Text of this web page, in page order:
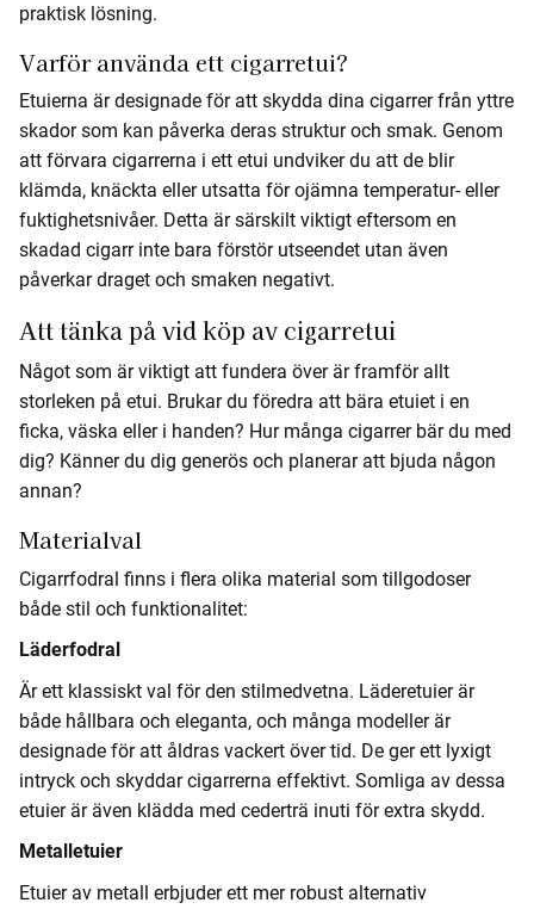
praktisk lösning.
Varför använda ett cigarretui?
Etuierna är designade för att skydda dina cigarrer från yttre
skador som kan påverka deras struktur och smak. Genom
att förvara cigarrerna i ett etui undviker du att de blir
klämda, knäckta eller utsatta för ojämna temperatur- eller
fuktighetsnivåer. Detta är särskilt viktigt eftersom en
skadad cigarr inte bara förstör utseendet utan även
påverkar draget och smaken negativt.
Att tänka på vid köp av cigarretui
Något som är viktigt att fundera över är framför allt
storleken på etui. Brukar du föredra att bära etuiet i en
ficka, väska eller i handen? Hur många cigarrer bär du med
dig? Känner du dig generös och planerar att bjuda någon
annan?
Materialval
Cigarrfodral finns i flera olika material som tillgodoser
både stil och funktionalitet:
Läderfodral
Är ett klassiskt val för den stilmedvetna. Läderetuier är
både hållbara och eleganta, och många modeller är
designade för att åldras vackert över tid. De ger ett lyxigt
intryck och skyddar cigarrerna effektivt. Somliga av dessa
etuier är även klädda med cederträ inuti för extra skydd.
Metalletuier
Etuier av metall erbjuder ett mer robust alternativ